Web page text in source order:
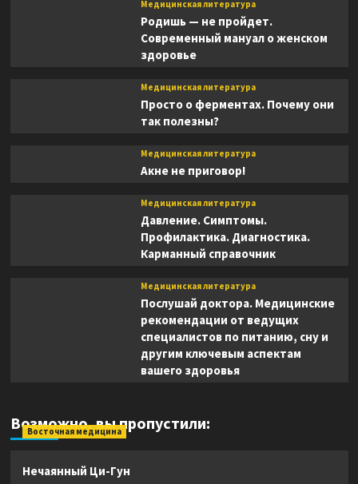
Медицинская литература
Родишь — не пройдет.
Современный мануал о женском
здоровье
Медицинская литература
Просто о ферментах. Почему они
так полезны?
Медицинская литература
Акне не приговор!
Медицинская литература
Давление. Симптомы.
Профилактика. Диагностика.
Карманный справочник
Медицинская литература
Послушай доктора. Медицинские
рекомендации от ведущих
специалистов по питанию, сну и
другим ключевым аспектам
вашего здоровья
Возможно, вы пропустили:
Восточная медицина
Нечаянный Ци-Гун